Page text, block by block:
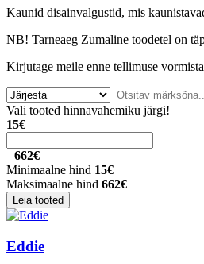
Kaunid disainvalgustid, mis
NB! Tarneaeg Zumaline toodetel on
Kirjutage meile enne tellimuse
Vali tooted hinnavahemiku järgi!
15€
662€
Minimaalne hind 15€
Maksimaalne hind 662€
Eddie